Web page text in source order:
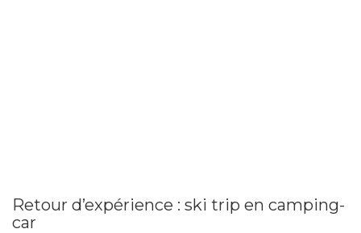
Retour d’expérience : ski trip en camping-
car